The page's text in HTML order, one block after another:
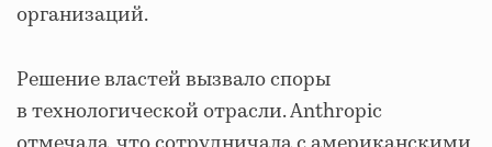
организаций.
Решение властей вызвало споры
в технологической отрасли. Anthropic